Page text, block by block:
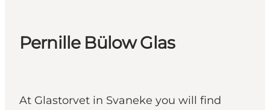
Pernille Bülow Glas
At Glastorvet in Svaneke you will find